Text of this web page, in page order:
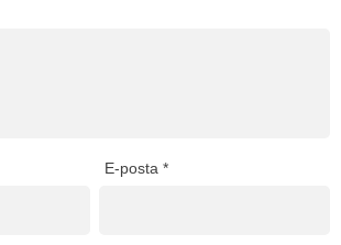
E-posta*